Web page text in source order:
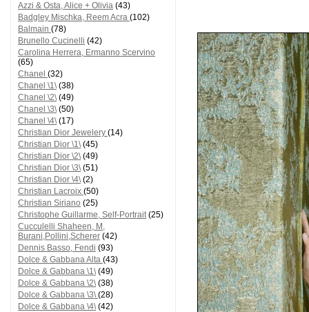
Azzi & Osta, Alice + Olivia (43)
Badgley Mischka, Reem Acra (102)
Balmain (78)
Brunello Cucinelli (42)
Carolina Herrera, Ermanno Scervino
(65)
Chanel (32)
Chanel \1\(38)
Chanel \2\(49)
Chanel \3\(50)
Chanel \4\(17)
Christian Dior Jewelery (14)
Christian Dior \1\(45)
Christian Dior \2\(49)
Christian Dior \3\(51)
Christian Dior \4\(2)
Christian Lacroix (50)
Christian Siriano (25)
Christophe Guillarme, Self-Portrait(25)
Cucculelli Shaheen, M,
Burani,Pollini,Scherer (42)
Dennis Basso, Fendi (93)
Dolce & Gabbana Alta (43)
Dolce & Gabbana \1\(49)
Dolce & Gabbana \2\(38)
Dolce & Gabbana \3\(28)
Dolce & Gabbana \4\(42)